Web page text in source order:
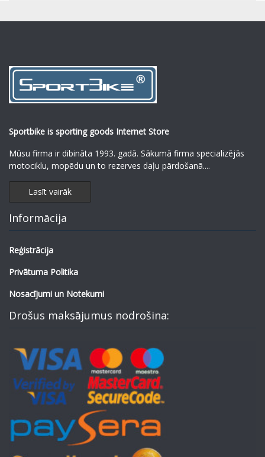
Sportbike is sporting goods Internet Store
Mūsu firma ir dibināta 1993. gadā. Sākumā firma specializējās
motociklu, mopēdu un to rezerves daļu pārdošanā....
Lasīt vairāk
Informācija
Reģistrācija
Privātuma Politika
Nosacījumi un Notekumi
Drošus maksājumus nodrošina: